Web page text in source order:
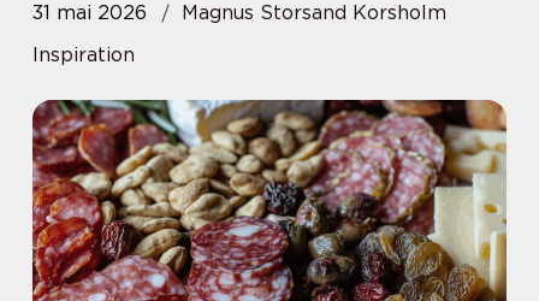
31 mai 2026
Magnus Storsand Korsholm
Inspiration